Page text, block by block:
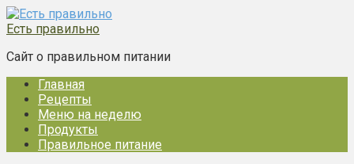
Перейти
к
Есть правильно
Сайт о правильном питании
Главная
Рецепты
Меню на неделю
Продукты
Правильное питание